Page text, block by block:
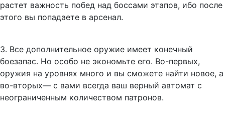
растет важность побед над боссами этапов, ибо после
этого вы попадаете в арсенал.
3. Все дополнительное оружие имеет конечный
боезапас. Но особо не экономьте его. Во-первых,
оружия на уровнях много и вы сможете найти новое, а
во-вторых— с вами всегда ваш верный автомат с
неограниченным количеством патронов.